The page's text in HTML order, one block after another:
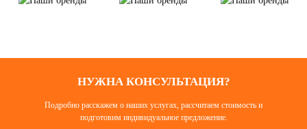
НУЖНА КОНСУЛЬТАЦИЯ?
Подробно расскажем о наших услугах, рассчитаем стоимость и
подготовим индивидуальное предложение.